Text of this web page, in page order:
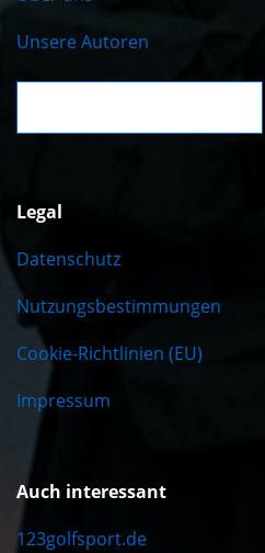
Unsere Autoren
Suche:
Legal
Datenschutz
Nutzungsbestimmungen
Cookie-Richtlinien (EU)
Impressum
Auch interessant
123golfsport.de